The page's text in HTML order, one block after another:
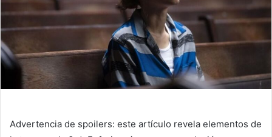
Advertencia de spoilers: este artículo revela elementos de